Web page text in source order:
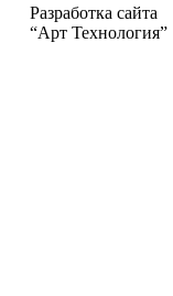
Разработка сайта
“Арт Технология”